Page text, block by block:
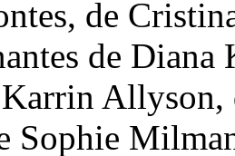
de
de Diana
Allyson,
Sophie